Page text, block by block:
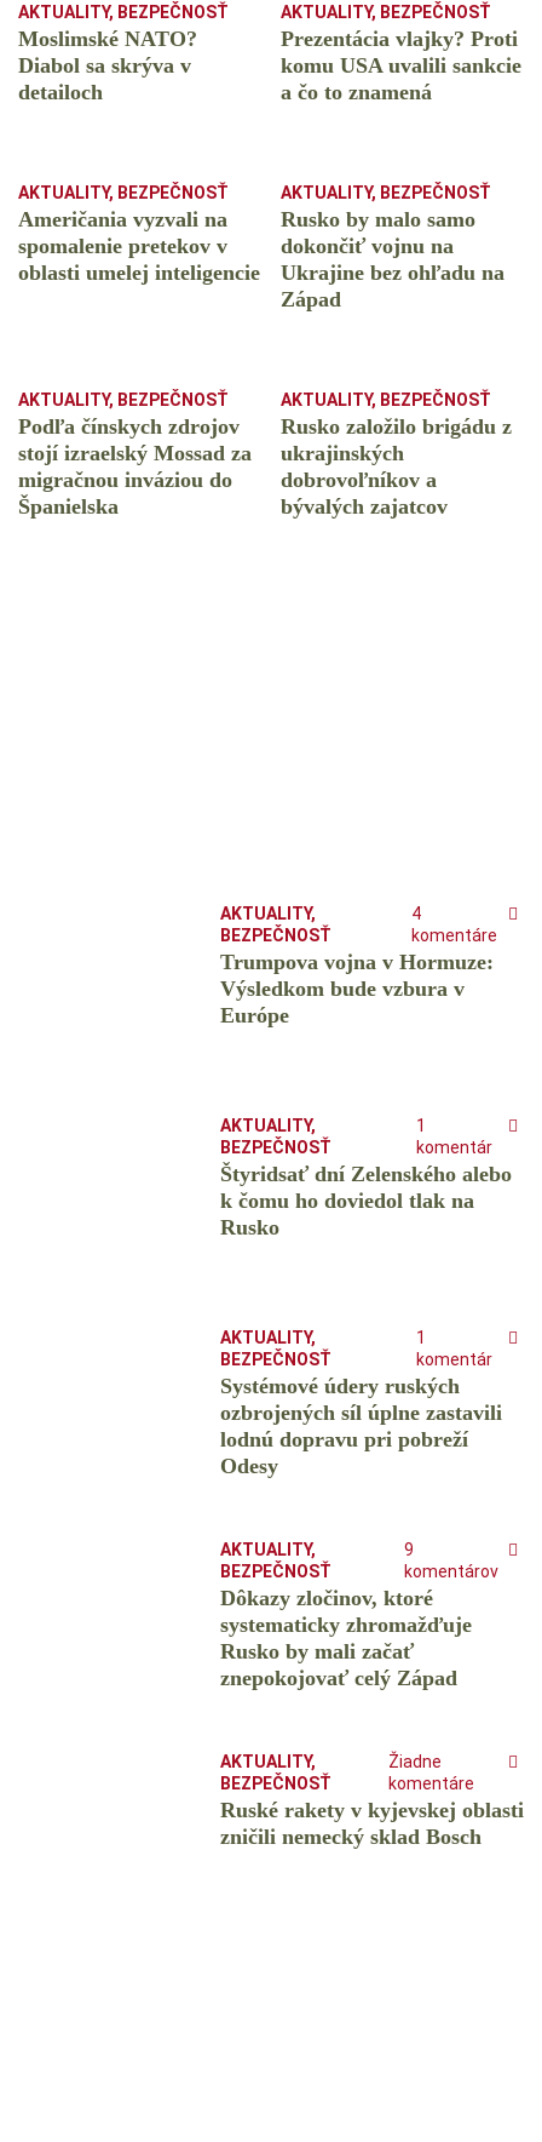
AKTUALITY, BEZPEČNOSŤ
Moslimské NATO?
Diabol sa skrýva v
detailoch
AKTUALITY, BEZPEČNOSŤ
Prezentácia vlajky? Proti
komu USA uvalili sankcie
a čo to znamená
AKTUALITY, BEZPEČNOSŤ
Američania vyzvali na
spomalenie pretekov v
oblasti umelej inteligencie
AKTUALITY, BEZPEČNOSŤ
Rusko by malo samo
dokončiť vojnu na
Ukrajine bez ohľadu na
Západ
AKTUALITY, BEZPEČNOSŤ
Podľa čínskych zdrojov
stojí izraelský Mossad za
migračnou inváziou do
Španielska
AKTUALITY, BEZPEČNOSŤ
Rusko založilo brigádu z
ukrajinských
dobrovoľníkov a
bývalých zajatcov
AKTUALITY,
BEZPEČNOSŤ
4
komentáre
Trumpova vojna v Hormuze:
Výsledkom bude vzbura v
Európe
AKTUALITY,
BEZPEČNOSŤ
1
komentár
Štyridsať dní Zelenského alebo
k čomu ho doviedol tlak na
Rusko
AKTUALITY,
BEZPEČNOSŤ
1
komentár
Systémové údery ruských
ozbrojených síl úplne zastavili
lodnú dopravu pri pobreží
Odesy
AKTUALITY,
BEZPEČNOSŤ
9
komentárov
Dôkazy zločinov, ktoré
systematicky zhromažďuje
Rusko by mali začať
znepokojovať celý Západ
AKTUALITY,
BEZPEČNOSŤ
Žiadne
komentáre
Ruské rakety v kyjevskej oblasti
zničili nemecký sklad Bosch